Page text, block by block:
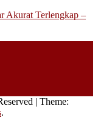
Akurat Terlengkap –
| Theme:
.